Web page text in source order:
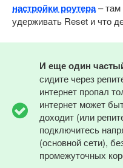
настройки роутера– там
удерживать Reset и что
И еще один
сидите через
интернет пропал
интернет может
доходит (или
подключитесь
(основной сети),
промежуточных